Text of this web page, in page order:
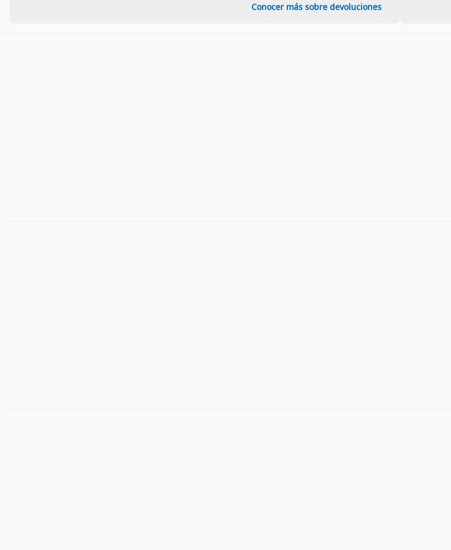
Conocer más sobre devoluciones